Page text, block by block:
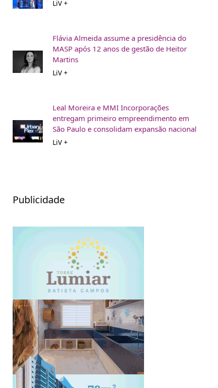
LiV +
Flávia Almeida assume a presidência do
MASP após 12 anos de gestão de Heitor
Martins
LiV +
Leal Moreira e MMI Incorporações
entregam primeiro empreendimento em
São Paulo e consolidam expansão nacional
LiV +
Publicidade